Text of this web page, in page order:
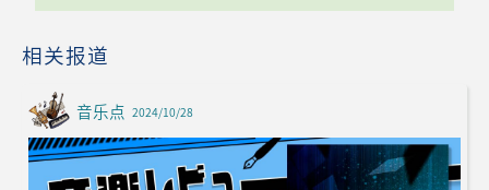
相关报道
音乐点 2024/10/28